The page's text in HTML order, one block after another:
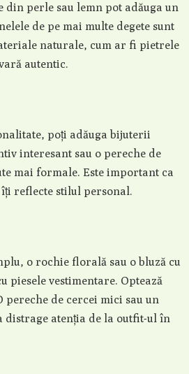
perle sau lemn pot adăuga un
de pe mai multe degete sunt
naturale, cum ar fi pietrele
autentic.
poți adăuga bijuterii
interesant sau o pereche de
mai formale. Este important ca
reflecte stilul personal.
o rochie florală sau o bluză cu
piesele vestimentare. Optează
de cercei mici sau un
distrage atenția de la outfit-ul în